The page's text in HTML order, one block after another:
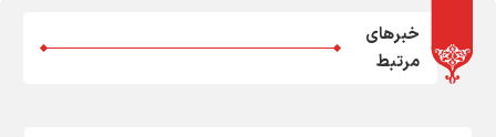
خبرهای
مرتبط